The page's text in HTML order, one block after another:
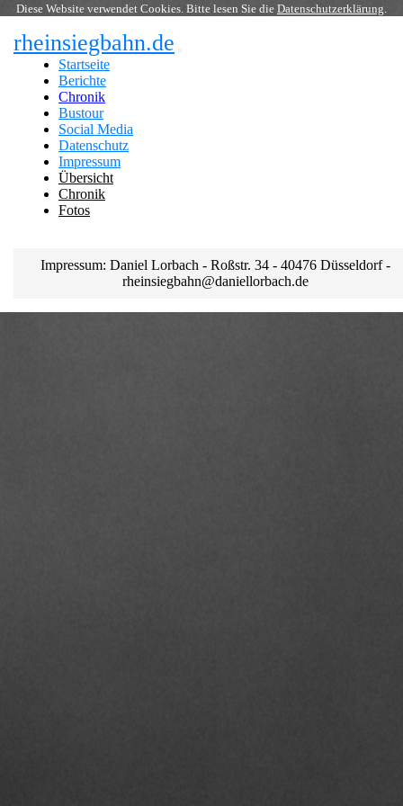
Diese Website verwendet Cookies. Bitte lesen Sie die Datenschutzerklärung.
rheinsiegbahn.de
Startseite
Berichte
Chronik
Bustour
Social Media
Datenschutz
Impressum
Übersicht
Chronik
Fotos
Impressum: Daniel Lorbach - Roßstr. 34 - 40476 Düsseldorf -
rheinsiegbahn@daniellorbach.de